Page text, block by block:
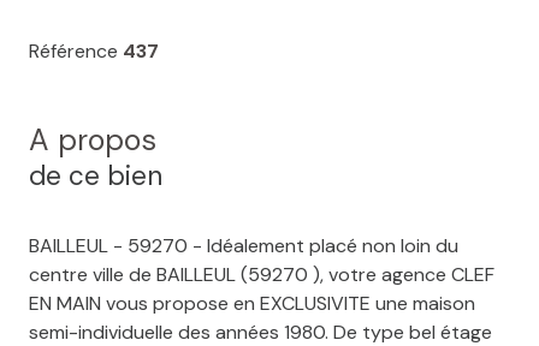
Référence 437
A propos
de ce bien
BAILLEUL - 59270 - Idéalement placé non loin du
centre ville de BAILLEUL (59270 ), votre agence CLEF
EN MAIN vous propose en EXCLUSIVITE une maison
semi-individuelle des années 1980. De type bel étage